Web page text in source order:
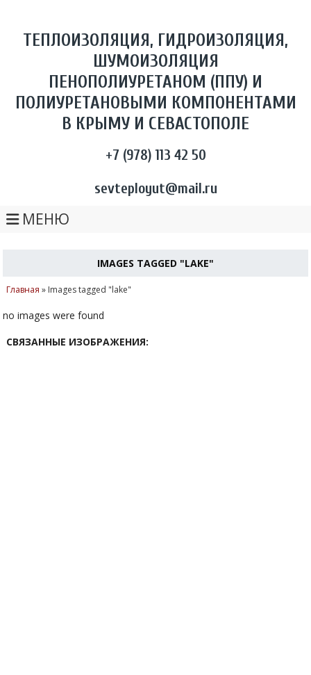
ТЕПЛОИЗОЛЯЦИЯ, ГИДРОИЗОЛЯЦИЯ,
ШУМОИЗОЛЯЦИЯ
ПЕНОПОЛИУРЕТАНОМ (ППУ) И
ПОЛИУРЕТАНОВЫМИ КОМПОНЕНТАМИ
В КРЫМУ И СЕВАСТОПОЛЕ
+7 (978) 113 42 50
sevteployut@mail.ru
МЕНЮ
IMAGES TAGGED "LAKE"
Главная » Images tagged "lake"
no images were found
СВЯЗАННЫЕ ИЗОБРАЖЕНИЯ: